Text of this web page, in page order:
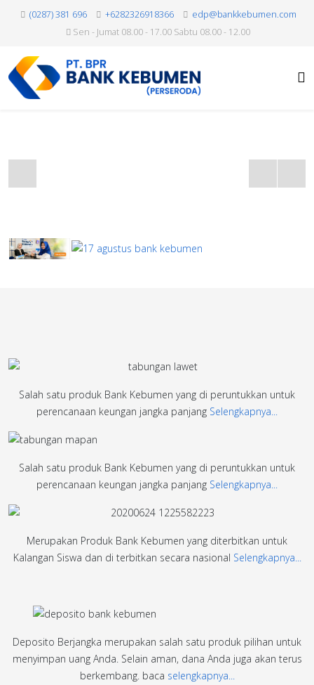
(0287) 381 696 +6282326918366
edp@bankkebumen.com
Sen - Jumat 08.00 - 17.00 Sabtu 08.00 - 12.00
Salah satu produk Bank Kebumen yang di peruntukkan untuk
perencanaan keungan jangka panjang Selengkapnya...
Salah satu produk Bank Kebumen yang di peruntukkan untuk
perencanaan keungan jangka panjang Selengkapnya...
Merupakan Produk Bank Kebumen yang diterbitkan untuk
Kalangan Siswa dan di terbitkan secara nasional Selengkapnya...
Deposito Berjangka merupakan salah satu produk pilihan untuk
menyimpan uang Anda. Selain aman, dana Anda juga akan terus
berkembang. baca selengkapnya...